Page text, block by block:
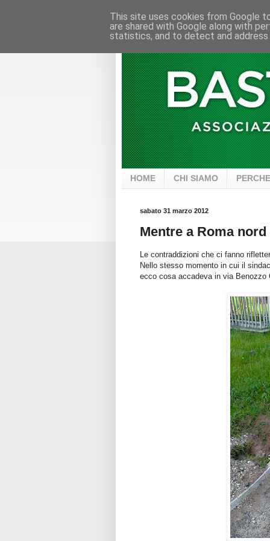
HOME CHI SIAMO
sabato 31 marzo 2012
Mentre a Roma
Le contraddizioni che ci fanno
Nello stesso momento in cui il
ecco cosa accadeva in via
This site uses cookies from Google
are shared with Google along with
statistics, and to detect and address